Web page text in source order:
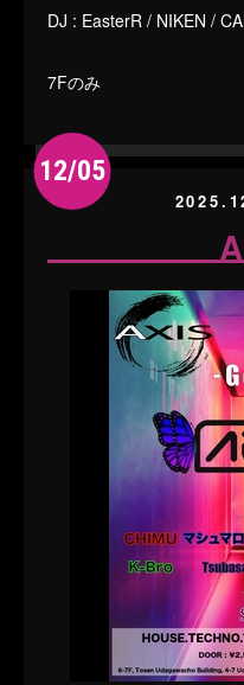
DJ : EasterR / NIKEN /
7Fのみ
12/05